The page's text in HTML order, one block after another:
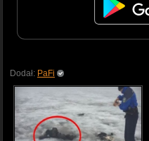
Dodał: PaFi